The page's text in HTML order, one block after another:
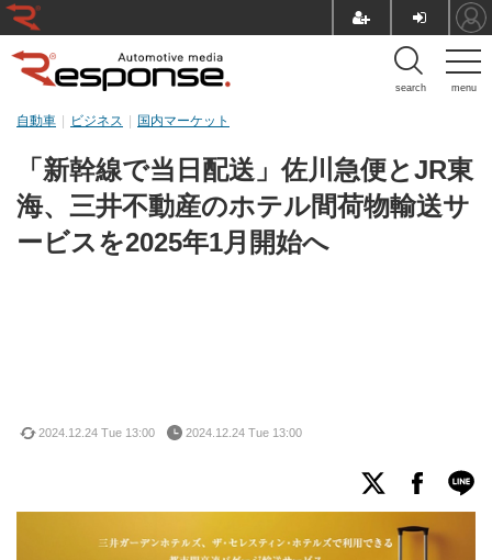
menu
search
「新幹線で当日配送」佐川急便とJR東
海、三井不動産のホテル間荷物輸送サ
ービスを2025年1月開始へ
自動車 ビジネス 国内マーケット
2024.12.24 Tue 13:00 2024.12.24 Tue 13:00